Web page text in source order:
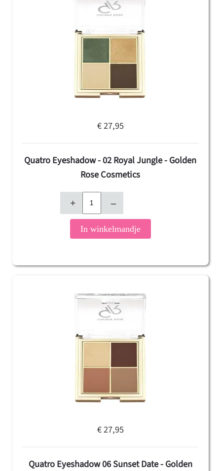
€ 27,95
Quatro Eyeshadow - 02 Royal Jungle - Golden
Rose Cosmetics
+ –
In winkelmandje
€ 27,95
Quatro Eyeshadow 06 Sunset Date - Golden